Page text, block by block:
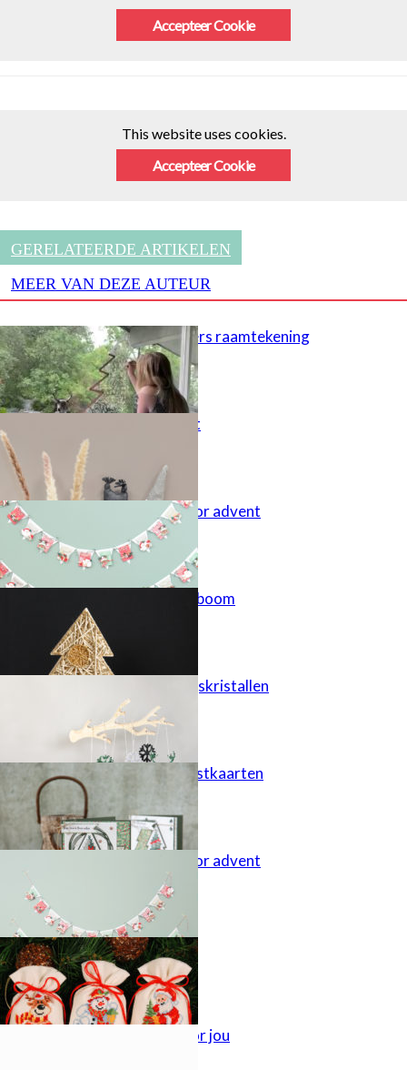
Accepteer Cookie
This website uses cookies.
Accepteer Cookie
GERELATEERDE ARTIKELEN
MEER VAN DEZE AUTEUR
Creative Letters raamtekening
7x Poppenpret
Vlaggetjes voor advent
Kriskras kerstboom
Schitterende ijskristallen
Borduur je kerstkaarten
Vlaggetjes voor advent
Kerstzakje
Cadeautje voor jou